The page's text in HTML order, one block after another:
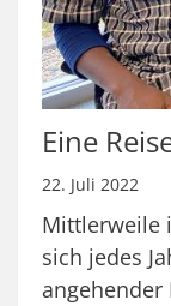
Eine
22. Juli 2022
Mittlerweile
sich jedes
angehender